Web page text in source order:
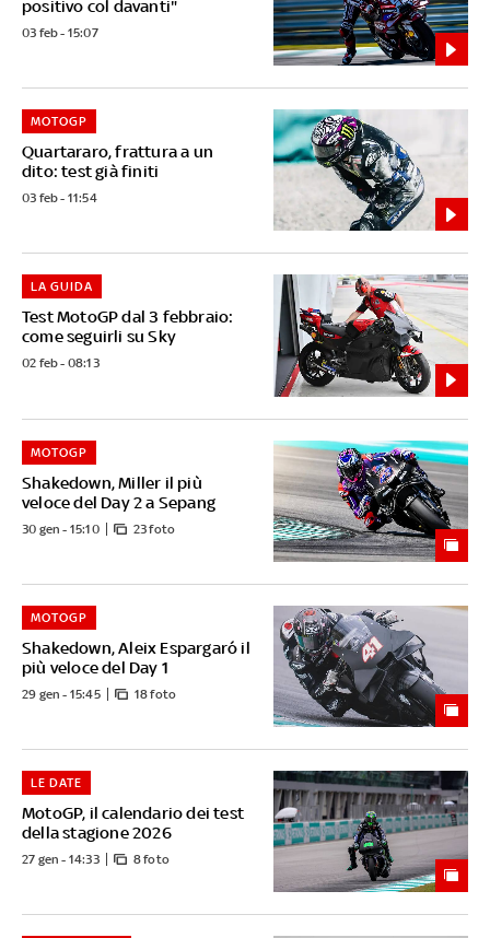
positivo col davanti"
03 feb - 15:07
Quartararo, frattura a un
dito: test già finiti
MOTOGP
03 feb - 11:54
Test MotoGP dal 3 febbraio:
come seguirli su Sky
LA GUIDA
02 feb - 08:13
Shakedown, Miller il più
veloce del Day 2 a Sepang
MOTOGP
30 gen - 15:10 23 foto
Shakedown, Aleix Espargaró il
più veloce del Day 1
MOTOGP
29 gen - 15:45 18 foto
MotoGP, il calendario dei test
della stagione 2026
LE DATE
27 gen - 14:33 8 foto